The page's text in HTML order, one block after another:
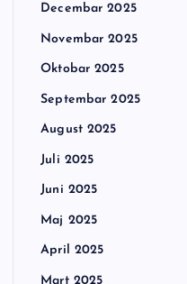
Decembar 2025
Novembar 2025
Oktobar 2025
Septembar 2025
August 2025
Juli 2025
Juni 2025
Maj 2025
April 2025
Mart 2025